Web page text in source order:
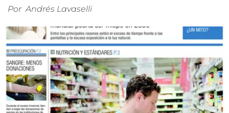
Por Andrés Lavaselli